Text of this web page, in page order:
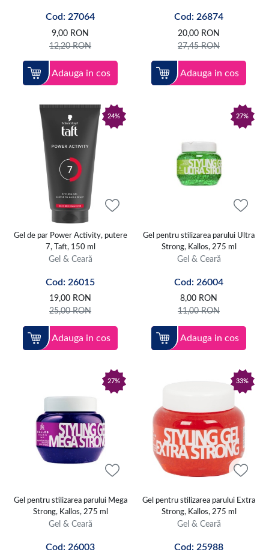
Cod: 27064
9,00 RON
12,20RON
Adauga in cos
Cod: 26874
20,00 RON
27,45RON
Adauga in cos
24%
Gel de par Power Activity, putere
7, Taft, 150 ml
Gel & Ceară
Cod: 26015
19,00 RON
25,00RON
Adauga in cos
27%
Gel pentru stilizarea parului Ultra
Strong, Kallos, 275 ml
Gel & Ceară
Cod: 26004
8,00 RON
11,00RON
Adauga in cos
27%
Gel pentru stilizarea parului Mega
Strong, Kallos, 275 ml
Gel & Ceară
Cod: 26003
33%
Gel pentru stilizarea parului Extra
Strong, Kallos, 275 ml
Gel & Ceară
Cod: 25988